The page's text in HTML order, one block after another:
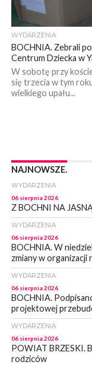
WYDARZENIA
BOCHNIA. Zebrali
Centrum Dziecka w
W sobotę przy
się trzecia w tym
wielkiego upału...
NAJNOWSZE.
WYDARZENIA
06 sierpnia 2026
Z BOCHNI NA
WYDARZENIA
06 sierpnia 2026
BOCHNIA. W
zmiany w organizacji
WYDARZENIA
06 sierpnia 2026
BOCHNIA.
projektowej
WYDARZENIA
06 sierpnia 2026
POWIAT BRZESKI.
rodziców